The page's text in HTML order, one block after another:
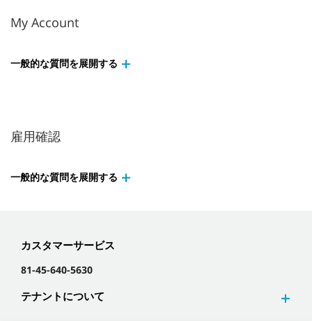
My Account
一般的な質問を展開する
雇用確認
一般的な質問を展開する
カスタマーサービス
81-45-640-5630
テナントについて